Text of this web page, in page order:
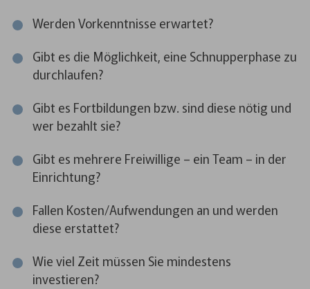
Werden Vorkenntnisse erwartet?
Gibt es die Möglichkeit, eine Schnupperphase zu
durchlaufen?
Gibt es Fortbildungen bzw. sind diese nötig und
wer bezahlt sie?
Gibt es mehrere Freiwillige – ein Team – in der
Einrichtung?
Fallen Kosten/Aufwendungen an und werden
diese erstattet?
Wie viel Zeit müssen Sie mindestens
investieren?